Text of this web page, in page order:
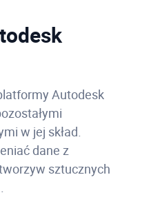
Autodesk
w jej skład.
dane z
sztucznych